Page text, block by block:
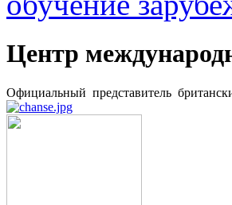
Центр
Официальный представитель